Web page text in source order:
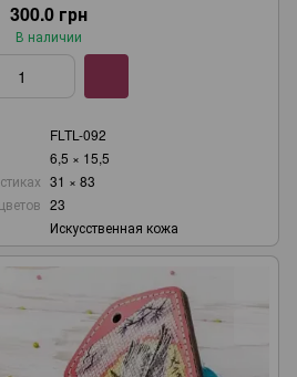
300.0 грн
В наличии
FLTL-092
6,5 × 15,5
31 × 83
23
Искусственная кожа